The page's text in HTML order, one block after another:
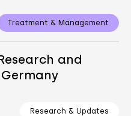
Treatment & Management
and
Research & Updates